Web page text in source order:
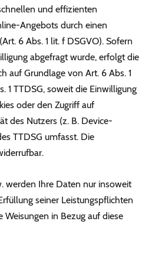
und effizienten
Angebots durch einen
6 Abs. 1 lit. f DSGVO). Sofern
abgefragt wurde, erfolgt die
auf Grundlage von Art. 6 Abs. 1
1 TTDSG, soweit die Einwilligung
oder den Zugriff auf
des Nutzers (z. B. Device-
TTDSG umfasst. Die
werden Ihre Daten nur insoweit
seiner Leistungspflichten
in Bezug auf diese